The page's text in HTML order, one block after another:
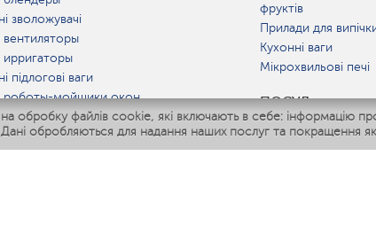
файлів cookie, які включають в себе: інформацію
обробляються для надання наших послуг та покращення
зволожувачі
підлогові ваги
роботы-мойщики окон
мультиварки
IQ Home
фруктів
Прилади для
Кухонні ваги
Мікрохвильові печі
ПОСУД